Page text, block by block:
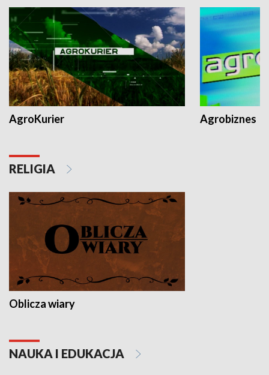
AgroKurier Agrobiznes
RELIGIA
Oblicza wiary
NAUKA I EDUKACJA